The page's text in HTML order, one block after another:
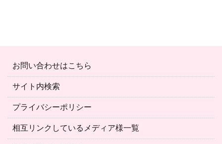
お問い合わせはこちら
サイト内検索
プライバシーポリシー
相互リンクしているメディア様一覧